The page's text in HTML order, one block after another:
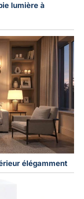
lumière à
élégamment